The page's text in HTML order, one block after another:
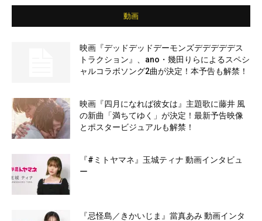
動画
映画『デッドデッドデーモンズデデデデデス
トラクション』、ano・幾田りらによるスペシ
ャルコラボソング2曲が決定！本予告も解禁！
映画『四月になれば彼女は』主題歌に藤井 風
の新曲「満ちてゆく」が決定！最新予告映像
とポスタービジュアルも解禁！
『#ミトヤマネ』玉城ティナ 動画インタビュ
ー
『忌怪島／きかいじま』當真あみ 動画インタ